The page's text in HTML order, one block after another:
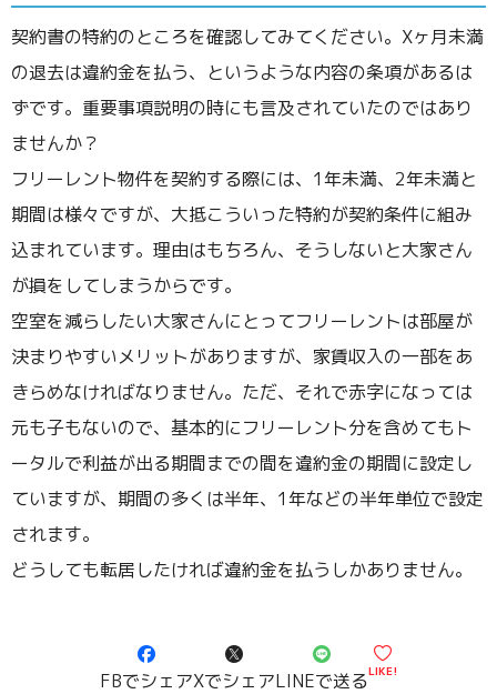
契約書の特約のところを確認してみてください。Xヶ月未満
の退去は違約金を払う、というような内容の条項があるは
ずです。重要事項説明の時にも言及されていたのではあり
ませんか？
フリーレント物件を契約する際には、1年未満、2年未満と
期間は様々ですが、大抵こういった特約が契約条件に組み
込まれています。理由はもちろん、そうしないと大家さん
が損をしてしまうからです。
空室を減らしたい大家さんにとってフリーレントは部屋が
決まりやすいメリットがありますが、家賃収入の一部をあ
きらめなければなりません。ただ、それで赤字になっては
元も子もないので、基本的にフリーレント分を含めてもト
ータルで利益が出る期間までの間を違約金の期間に設定し
ていますが、期間の多くは半年、1年などの半年単位で設定
されます。
どうしても転居したければ違約金を払うしかありません。
FBでシェアXでシェアLINEで送るLIKE!